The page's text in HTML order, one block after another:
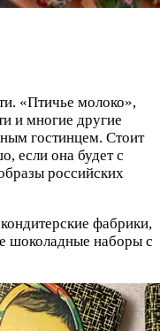
«Птичье молоко»,
и многие другие
гостинцем. Стоит
если она будет с
российских
фабрики,
шоколадные наборы с